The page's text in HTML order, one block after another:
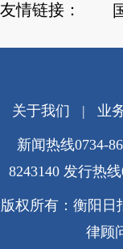
友情链接：
关于我们 | 业
新闻热线0734-
8243140 发行热
版权所有：衡阳
律顾